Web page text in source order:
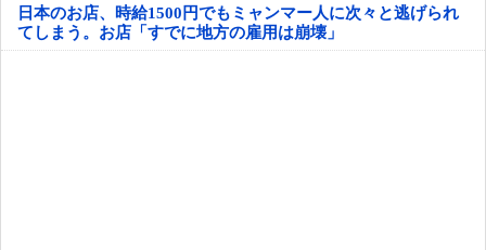
日本のお店、時給1500円でもミャンマー人に次々と逃げられ
てしまう。お店「すでに地方の雇用は崩壊」